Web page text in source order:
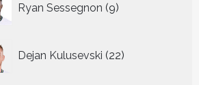
Ryan Sessegnon 9
producten
Dejan Kulusevski 22
producten